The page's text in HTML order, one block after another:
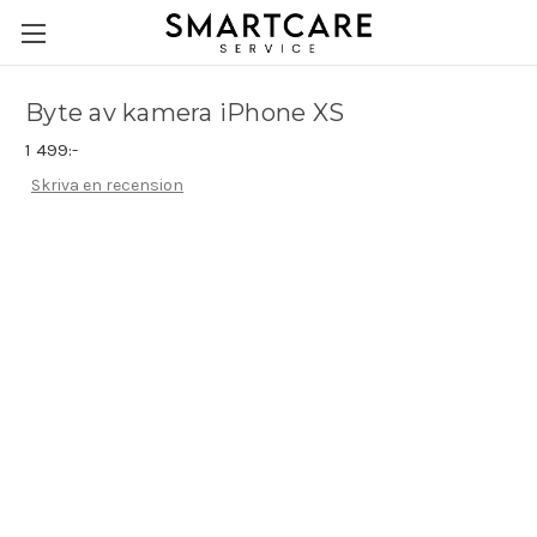
Byte av kamera iPhone XS
1 499:-
Skriva en recension